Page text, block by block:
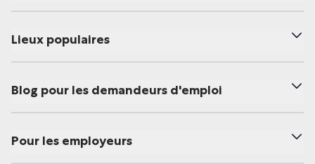
Lieux populaires
Blog pour les demandeurs d'emploi
Pour les employeurs